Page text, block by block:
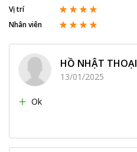
Vị trí
Nhân viên
HỒ NHẬT THOẠI
13/01/2025
Ok